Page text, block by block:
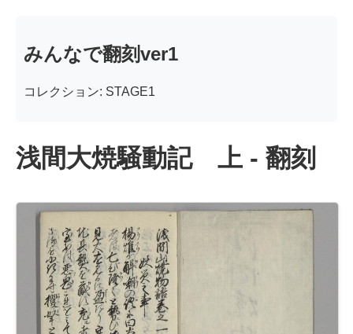
みんなで翻刻ver1
コレクション: STAGE1
浅間大焼騒動記 上 - 翻刻